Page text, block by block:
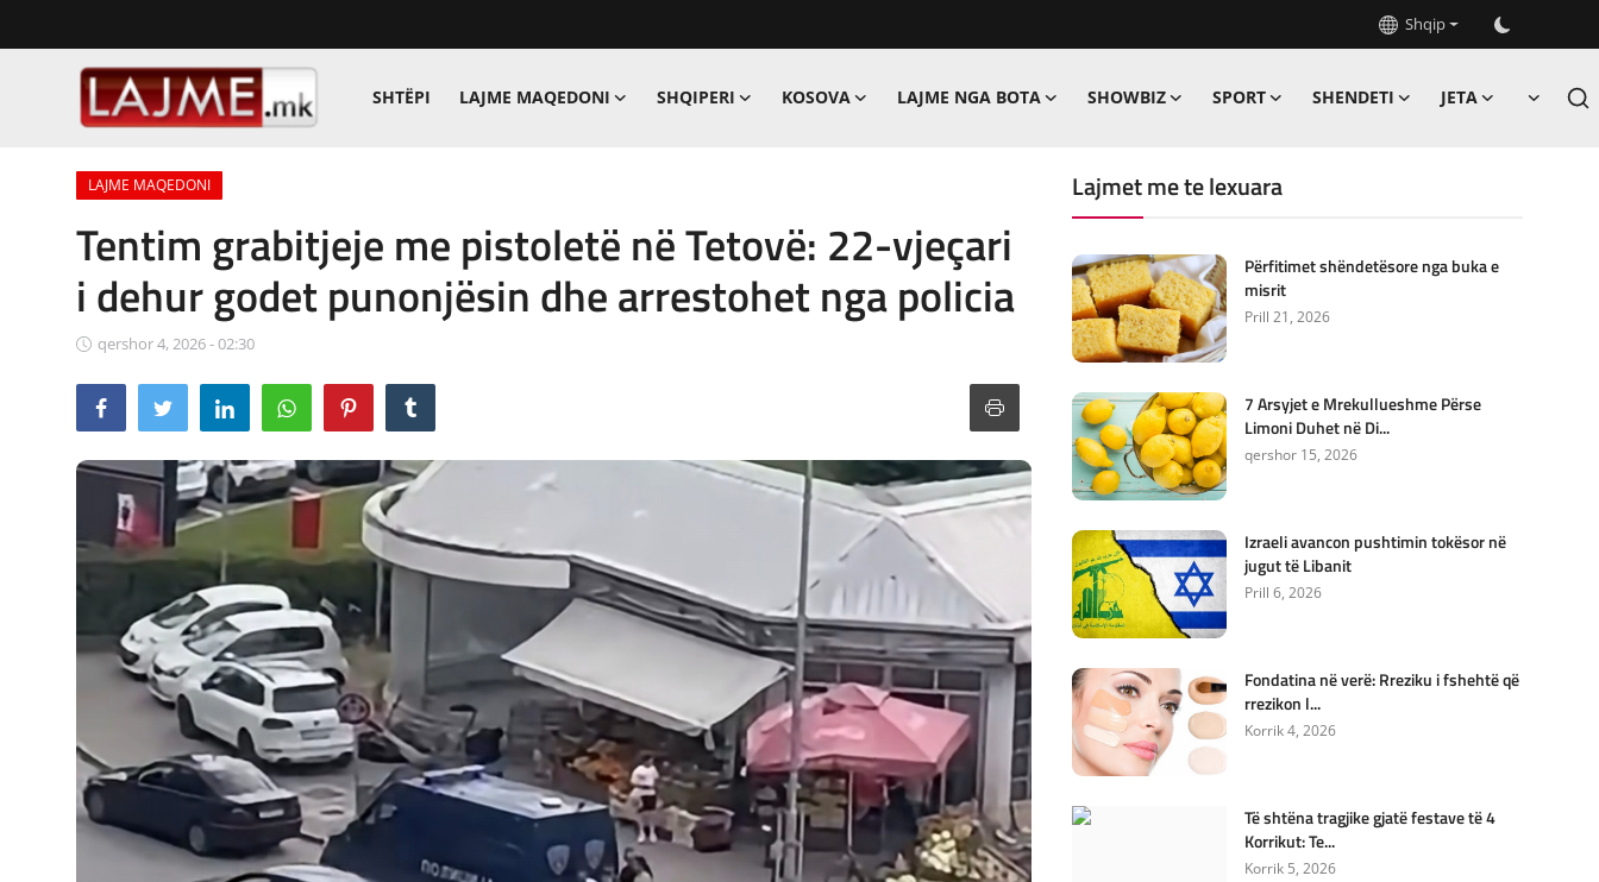
Shqip
SHTËPI LAJME MAQEDONI SHQIPERI KOSOVA LAJME NGA BOTA SHOWBIZ SPORT SHENDETI JETA
LAJME MAQEDONI
SHQIPERI
KOSOVA
LAJME NGA BOTA
SHOWBIZ
Shqip
LAJME MAQEDONI
Tentim grabitjeje me pistoletë në Tetovë: 22-vjeçari
i dehur godet punonjësin dhe arrestohet nga policia
qershor 4, 2026 - 02:30
Lajmet me te lexuara
Përfitimet shëndetësore nga buka e
misrit
Prill 21, 2026
7 Arsyjet e Mrekullueshme Përse
Limoni Duhet në Di...
qershor 15, 2026
Izraeli avancon pushtimin tokësor në
jugut të Libanit
Prill 6, 2026
Fondatina në verë: Rreziku i fshehtë që
rrezikon l...
Korrik 4, 2026
Të shtëna tragjike gjatë festave të 4
Korrikut: Te...
Korrik 5, 2026